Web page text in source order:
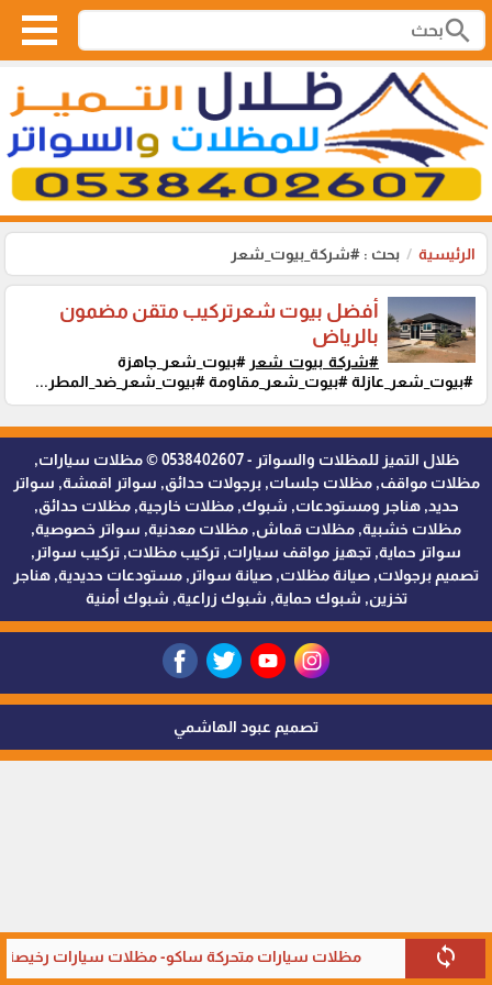
search
الرئيسية بحث : #شركة_بيوت_شعر
sync مظلات سيارات متحركة ساكو- مظلات سيارات رخيصة
أفضل بيوت شعرتركيب متقن مضمون
بالرياض
#شركة_بيوت_شعر #بيوت_شعر_جاهزة
#بيوت_شعر_عازلة #بيوت_شعر_مقاومة #بيوت_شعر_ضد_المطر...
ظلال التميز للمظلات والسواتر - 0538402607 © مظلات سيارات,
مظلات مواقف, مظلات جلسات, برجولات حدائق, سواتر اقمشة, سواتر
حديد, هناجر ومستودعات, شبوك, مظلات خارجية, مظلات حدائق,
مظلات خشبية, مظلات قماش, مظلات معدنية, سواتر خصوصية,
سواتر حماية, تجهيز مواقف سيارات, تركيب مظلات, تركيب سواتر,
تصميم برجولات, صيانة مظلات, صيانة سواتر, مستودعات حديدية, هناجر
تخزين, شبوك حماية, شبوك زراعية, شبوك أمنية
تصميم عبود الهاشمي